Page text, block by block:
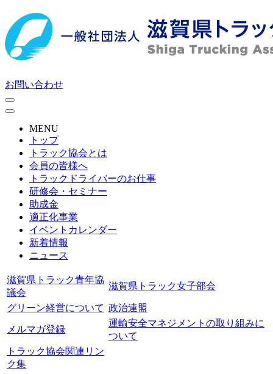
お問い合わせ
MENU
トップ
トラック協会とは
会員の皆様へ
トラックドライバーのお仕事
研修会・セミナー
助成金
適正化事業
イベントカレンダー
新着情報
ニュース
滋賀県トラック青年協
議会
滋賀県トラック女子部会
グリーン経営について 政治連盟
メルマガ登録
運輸安全マネジメントの取り組みに
ついて
トラック協会関連リン
ク集